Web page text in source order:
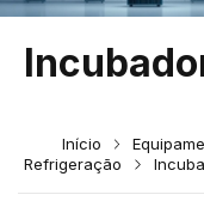
Início
Refrigeração